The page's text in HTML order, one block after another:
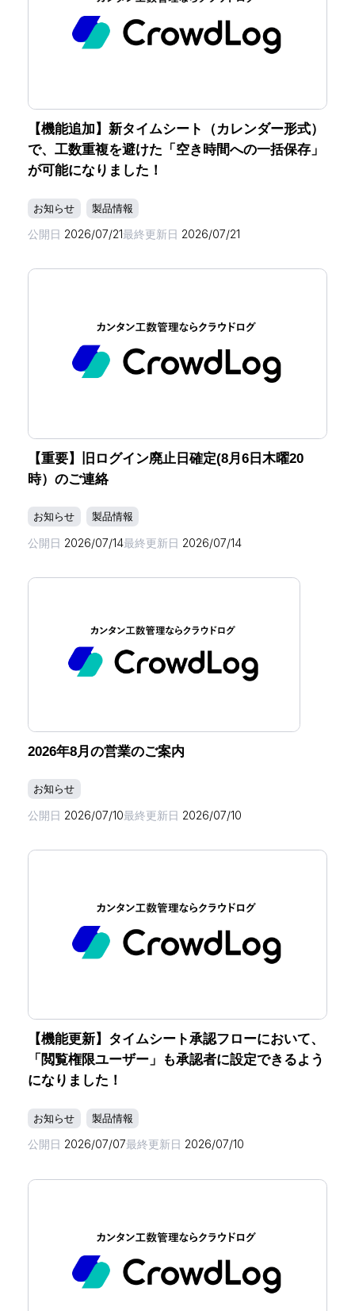
【機能追加】新タイムシート（カレンダー形式）
で、工数重複を避けた「空き時間への一括保存」
が可能になりました！
お知らせ 製品情報
公開日 2026/07/21最終更新日 2026/07/21
【重要】旧ログイン廃止日確定(8月6日木曜20
時）のご連絡
お知らせ 製品情報
公開日 2026/07/14最終更新日 2026/07/14
2026年8月の営業のご案内
お知らせ
公開日 2026/07/10最終更新日 2026/07/10
【機能更新】タイムシート承認フローにおいて、
「閲覧権限ユーザー」も承認者に設定できるよう
になりました！
お知らせ 製品情報
公開日 2026/07/07最終更新日 2026/07/10